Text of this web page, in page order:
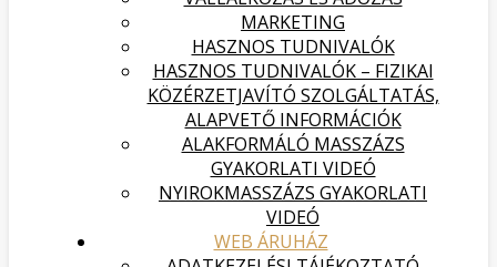
MARKETING
HASZNOS TUDNIVALÓK
HASZNOS TUDNIVALÓK – FIZIKAI
KÖZÉRZETJAVÍTÓ SZOLGÁLTATÁS,
ALAPVETŐ INFORMÁCIÓK
ALAKFORMÁLÓ MASSZÁZS
GYAKORLATI VIDEÓ
NYIROKMASSZÁZS GYAKORLATI
VIDEÓ
WEB ÁRUHÁZ